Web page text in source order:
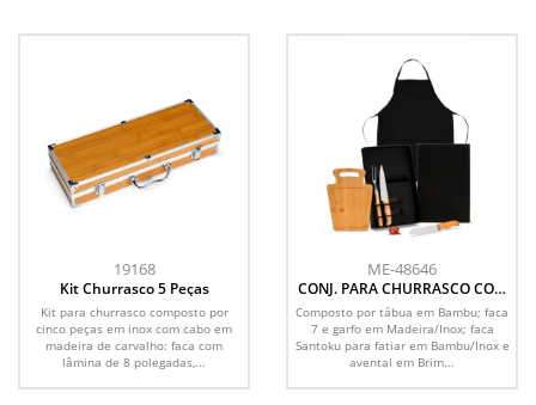
19168
Kit Churrasco 5 Peças
Kit para churrasco composto por
cinco peças em inox com cabo em
madeira de carvalho: faca com
lâmina de 8 polegadas,...
ME-48646
CONJ. PARA CHURRASCO COM
AVENTAL - 5 PÇS
Composto por tábua em Bambu; faca
7 e garfo em Madeira/Inox; faca
Santoku para fatiar em Bambu/Inox e
avental em Brim...